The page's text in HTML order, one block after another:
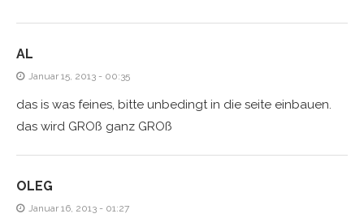
AL
Januar 15, 2013 - 00:35
das is was feines, bitte unbedingt in die seite einbauen.
das wird GROß ganz GROß
OLEG
Januar 16, 2013 - 01:27